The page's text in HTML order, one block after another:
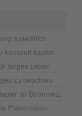
auswählen
komplett kaufen
langes Leben
zu beachten
im Stromnetz.
Präsentation